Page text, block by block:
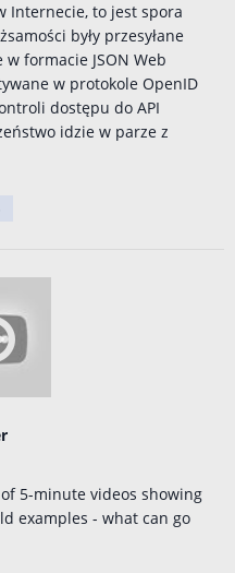
Internecie, to jest spora
były przesyłane
formacie JSON Web
w protokole OpenID
dostępu do API
idzie w parze z
5-minute videos showing
examples - what can go